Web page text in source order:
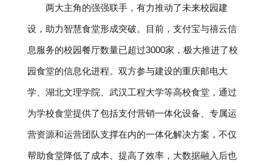
两大主角的强强联手，有力推动了未来校园建
设，助力智慧食堂形成突破。目前，支付宝与禧云信
息服务的校园餐厅数量已超过3000家，极大推进了校
园食堂的信息化进程。双方参与建设的重庆邮电大
学、湖北文理学院、武汉工程大学等高校食堂，通过
为学校食堂提供了包括支付营销一体化设备、专属运
营资源和运营团队支撑在内的一体化解决方案，不仅
帮助食堂降低了成本、提高了效率，大数据融入后也